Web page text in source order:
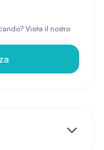
Visita il nostro